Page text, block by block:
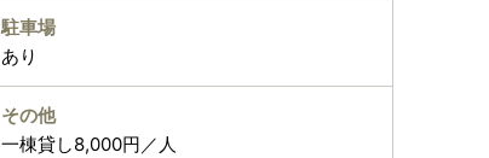
駐車場
あり
その他
一棟貸し8,000円／人